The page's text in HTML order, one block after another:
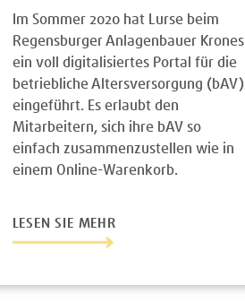
Im Sommer 2020 hat Lurse beim
Regensburger Anlagenbauer Krones
ein voll digitalisiertes Portal für die
betriebliche Altersversorgung (bAV)
eingeführt. Es erlaubt den
Mitarbeitern, sich ihre bAV so
einfach zusammenzustellen wie in
einem Online-Warenkorb.
LESEN SIE MEHR